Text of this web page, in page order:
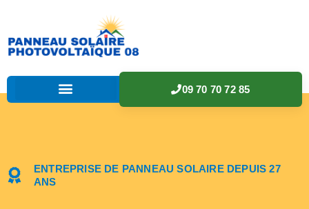
09 70 70 72 85
ENTREPRISE DE PANNEAU SOLAIRE DEPUIS 27
ANS